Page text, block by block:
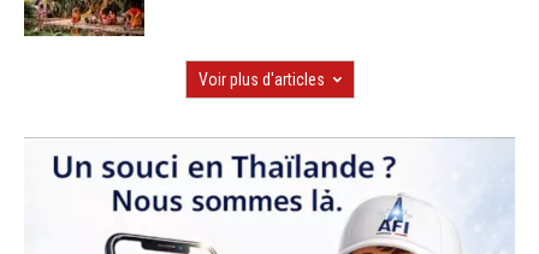
Voir plus d'articles